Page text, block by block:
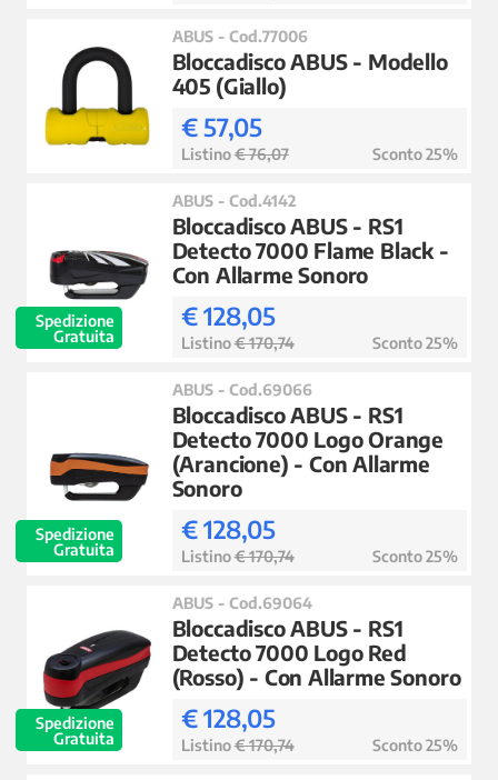
ABUS - Cod.77006
Bloccadisco ABUS - Modello
405 (Giallo)
€ 57,05
Listino€ 76,07 Sconto 25%
Spedizione
Gratuita
ABUS - Cod.4142
Bloccadisco ABUS - RS1
Detecto 7000 Flame Black -
Con Allarme Sonoro
€ 128,05
Listino€ 170,74 Sconto 25%
Spedizione
Gratuita
ABUS - Cod.69066
Bloccadisco ABUS - RS1
Detecto 7000 Logo Orange
(Arancione) - Con Allarme
Sonoro
€ 128,05
Listino€ 170,74 Sconto 25%
Spedizione
Gratuita
ABUS - Cod.69064
Bloccadisco ABUS - RS1
Detecto 7000 Logo Red
(Rosso) - Con Allarme Sonoro
€ 128,05
Listino€ 170,74 Sconto 25%